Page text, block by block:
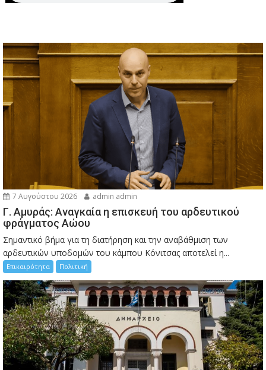
7 Αυγούστου 2026 admin admin
Γ. Αμυράς: Αναγκαία η επισκευή του αρδευτικού
φράγματος Αώου
Σημαντικό βήμα για τη διατήρηση και την αναβάθμιση των
αρδευτικών υποδομών του κάμπου Κόνιτσας αποτελεί η...
Επικαιρότητα Πολιτική